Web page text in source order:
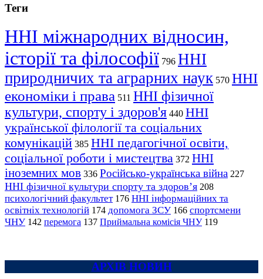
Теги
ННІ міжнародних відносин,
історії та філософії 796 ННІ
природничих та аграрних наук 570 ННІ
економіки і права 511 ННІ фізичної
культури, спорту і здоров'я 440 ННІ
української філології та соціальних
комунікацій 385 ННІ педагогічної освіти,
соціальної роботи і мистецтва 372 ННІ
іноземних мов 336 Російсько-українська війна 227
ННІ фізичної культури спорту та здоров’я 208
психологічний факультет 176 ННІ інформаційних та
освітніх технологій 174 допомога ЗСУ 166 спортсмени
ЧНУ 142 перемога 137 Приймальна комісія ЧНУ 119
АРХІВ НОВИН